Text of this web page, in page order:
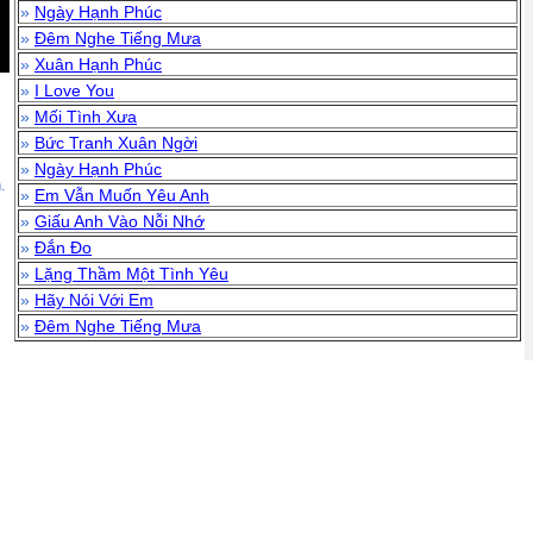
» Ngày Hạnh Phúc
» Đêm Nghe Tiếng Mưa
» Xuân Hạnh Phúc
» I Love You
» Mối Tình Xưa
» Bức Tranh Xuân Ngời
» Ngày Hạnh Phúc
» Em Vẫn Muốn Yêu Anh
» Giấu Anh Vào Nỗi Nhớ
» Đắn Đo
» Lặng Thầm Một Tình Yêu
» Hãy Nói Với Em
» Đêm Nghe Tiếng Mưa